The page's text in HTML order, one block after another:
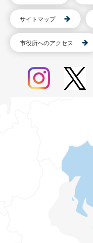
サイトマップ
市役所へのアクセス